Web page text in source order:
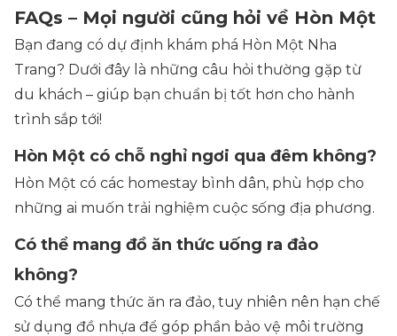
FAQs – Mọi người cũng hỏi về Hòn Một
Bạn đang có dự định khám phá Hòn Một Nha
Trang? Dưới đây là những câu hỏi thường gặp từ
du khách – giúp bạn chuẩn bị tốt hơn cho hành
trình sắp tới!
Hòn Một có chỗ nghỉ ngơi qua đêm không?
Hòn Một có các homestay bình dân, phù hợp cho
những ai muốn trải nghiệm cuộc sống địa phương.
Có thể mang đồ ăn thức uống ra đảo
không?
Có thể mang thức ăn ra đảo, tuy nhiên nên hạn chế
sử dụng đồ nhựa để góp phần bảo vệ môi trường